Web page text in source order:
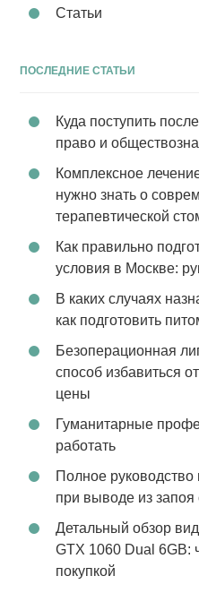
Статьи
ПОСЛЕДНИЕ СТАТЬИ
Куда поступить
право и
Комплексное
нужно знать о
терапевтической
Как правильно
условия в Москве:
В каких случаях
как подготовить
Безоперационная
способ избавиться
цены
Гуманитарные
работать
Полное
при выводе из
Детальный обзор
GTX 1060 Dual 6GB:
покупкой